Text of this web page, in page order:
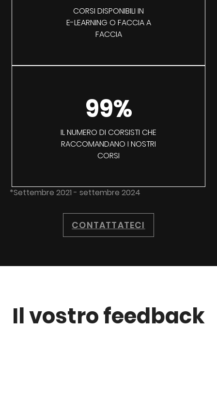
CORSI DISPONIBILI IN
E-LEARNING O FACCIA A
FACCIA
99%
IL NUMERO DI CORSISTI CHE
RACCOMANDANO I NOSTRI
CORSI
*Settembre 2021 - settembre 2024
CONTATTATECI
Il vostro feedback